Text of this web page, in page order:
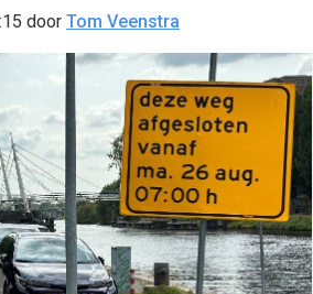
door Tom Veenstra